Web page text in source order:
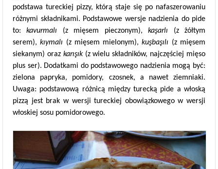
podstawa tureckiej pizzy, którą staje się po nafaszerowaniu
różnymi składnikami. Podstawowe wersje nadzienia do pide
to:kavurmalı (z mięsem pieczonym),kaşarlı (z żółtym
serem),kıymalı (z mięsem mielonym),kuşbaşılı (z mięsem
siekanym) oraz karışık(z wielu składników, najczęściej mięso
plus ser). Dodatkami do podstawowego nadzienia mogą być:
zielona papryka, pomidory, czosnek, a nawet ziemniaki.
Uwaga: podstawową różnicą między turecką pide a włoską
pizzą jest brak w wersji tureckiej obowiązkowego w wersji
włoskiej sosu pomidorowego.